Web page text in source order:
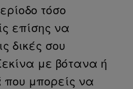
τόσο
επίσης να
δικές σου
με βότανα ή
μπορείς να